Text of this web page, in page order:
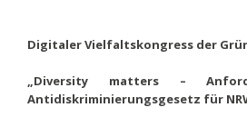
Digitaler Vielfaltskongress der
„Diversity matters –
Antidiskriminierungsgesetz für